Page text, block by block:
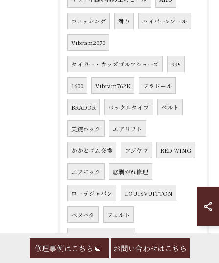
フィッシング 滑り ハイパーVソール
Vibram2070
タイガー・ウッズゴルフシューズ 995
1600 Vibram762K ブラドール
BRADOR バックルタイプ ベルト
美錠ホック エアリフト
かかとゴム交換 フジヤマ RED WING
エアモック 底剥がれ修理
ローテジャパン LOUISVUITTON
ベタベタ フェルト
エルメネジルド ゼニア
Ermenegildo Zegna 993
修理事例はこちら お問い合わせはこちら